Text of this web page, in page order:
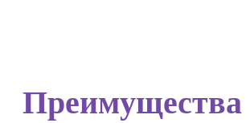
Преимущества